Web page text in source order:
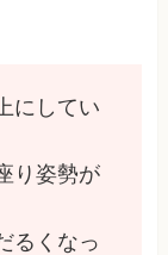
にしてい
り姿勢が
るくなっ